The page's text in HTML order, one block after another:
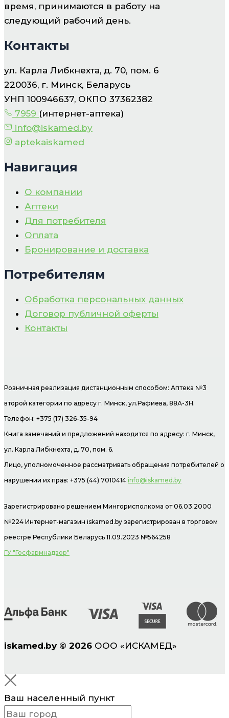
время, принимаются в работу на
следующий рабочий день.
Контакты
ул. Карла Либкнехта, д. 70, пом. 6
220036, г. Минск, Беларусь
УНП 100946637, ОКПО 37362382
7959 (интернет-аптека)
info@iskamed.by
aptekaiskamed
Навигация
О компании
Аптеки
Для потребителя
Оплата
Бронирование и доставка
Потребителям
Обработка персональных данных
Договор публичной оферты
Контакты
Розничная реализация дистанционным способом: Аптека №3
второй категории по адресу г. Минск, ул.Рафиева, 88А-3Н.
Телефон: +375 (17) 326-35-94
Книга замечаний и предложений находится по адресу: г. Минск,
ул. Карла Либкнехта, д. 70, пом. 6.
Лицо, уполномоченное рассматривать обращения потребителей о
нарушении их прав: +375 (44) 7010414 info@iskamed.by
Зарегистрировано решением Мингорисполкома от 06.03.2000
№224 Интернет-магазин iskamed.by зарегистрирован в торговом
реестре Республики Беларусь 11.09.2023 №564258
ГУ "Госфармнадзор"
iskamed.by © 2026 ООО «ИСКАМЕД»
Ваш населенный пункт